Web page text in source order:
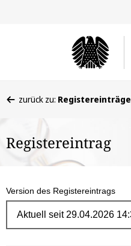
befinden
hier:
zurück zu: Registereinträge
Registereintrag
Version des Registereintrags